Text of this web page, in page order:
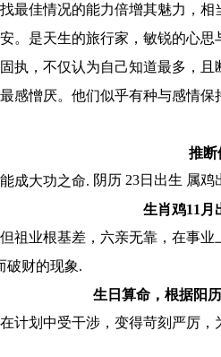
最佳情况的能力倍增其魅力，
。是天生的旅行家，敏锐的心
执，不仅认为自己知道最多，
感憎厌。他们似乎有种与感情
推断
成大功之命. 阴历 23日出生 属鸡
生肖鸡11月
祖业根基差，六亲无靠，在事
破财的现象.
生日算命，根据阳
计划中受干涉，变得苛刻严厉